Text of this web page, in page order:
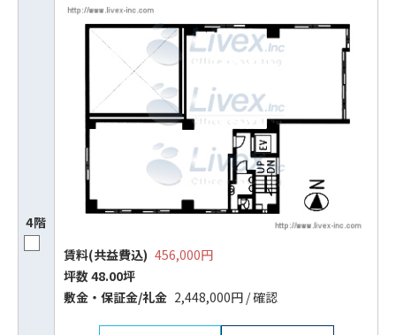
4階
賃料(共益費込) 456,000円
坪数 48.00坪
敷⾦‧保証⾦/礼⾦ 2,448,000円 / 確認